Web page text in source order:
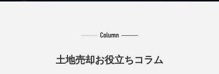
土地売却お役立ちコラム